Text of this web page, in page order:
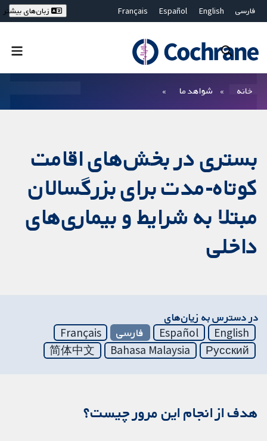
فارسی English
Español
Français
Bahasa Malaysia
ไทย
繁體中文
زبان‌های بیشتر
خانه شواهد ما
بستری در بخش‌های اقامت
کوتاه‌-مدت برای بزرگسالان
مبتلا به شرایط و بیماری‌های
داخلی
در دسترس به زیان‌های
English
Español فارسی
Français
Русский
Bahasa Malaysia
简体中文
هدف از انجام این مرور چیست؟